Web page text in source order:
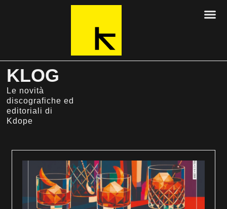
KLOG
Le novità
discografiche ed
editoriali di
Kdope